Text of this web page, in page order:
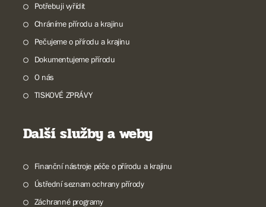
Potřebuji vyřídit
Chráníme přírodu a krajinu
Pečujeme o přírodu a krajinu
Dokumentujeme přírodu
O nás
TISKOVÉ ZPRÁVY
Další služby a weby
Finanční nástroje péče o přírodu a krajinu
Ústřední seznam ochrany přírody
Záchranné programy